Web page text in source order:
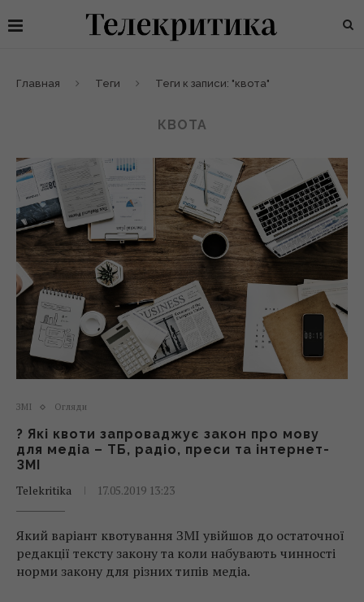
Главная Теги Теги к записи: "квота"
КВОТА
ЗМІ Огляди
? Які квоти запроваджує закон про мову
для медіа – ТБ, радіо, преси та інтернет-
ЗМІ
Telekritika
17.05.2019 13:23
Який варіант квотування ЗМІ увійшов до остаточної
редакції тексту закону та коли набувають чинності
норми закону для різних типів медіа.